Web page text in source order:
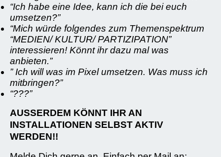
“Ich habe eine Idee, kann ich die bei euch
umsetzen?”
“Mich würde folgendes zum Themenspektrum
“MEDIEN/ KULTUR/ PARTIZIPATION”
interessieren! Könnt ihr dazu mal was
anbieten.”
” Ich will was im Pixel umsetzen. Was muss ich
mitbringen?”
“???”
AUSSERDEM KÖNNT IHR AN
INSTALLATIONEN SELBST AKTIV
WERDEN!!